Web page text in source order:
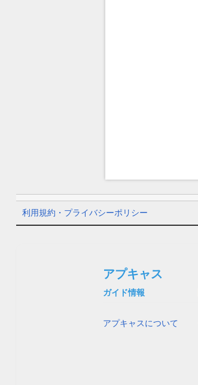
利用規約・プライバシーポリシー
アプキャス
ガイド情報
アプキャスについて